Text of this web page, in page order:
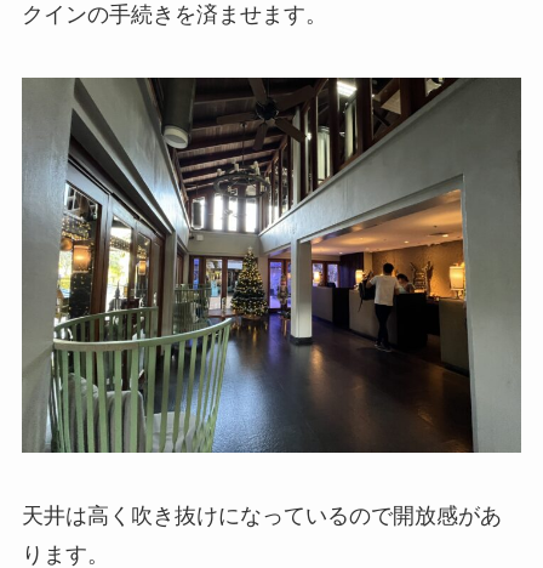
クインの手続きを済ませます。
天井は高く吹き抜けになっているので開放感があ
ります。